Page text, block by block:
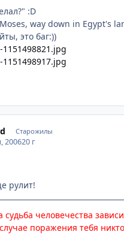
:D
way down in Egypt's
это баг:))
Старожилы
200620 г
рулит!
судьба человечества
поражения тебя